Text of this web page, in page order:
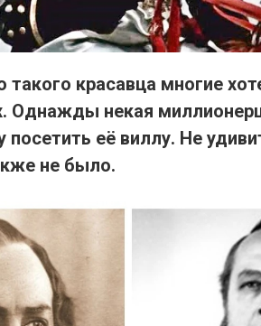
такого красавца многие
Однажды некая
посетить её виллу. Не
не было.